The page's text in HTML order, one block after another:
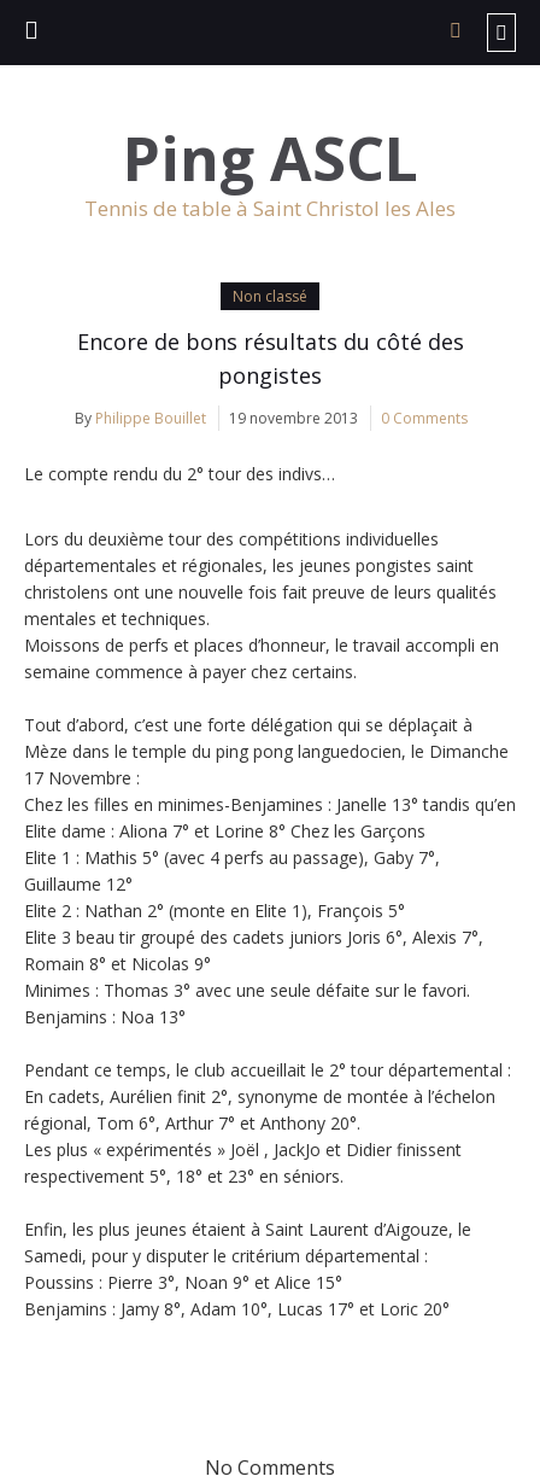
Ping ASCL
Tennis de table à Saint Christol les Ales
Non classé
Encore de bons résultats du côté des
pongistes
By Philippe Bouillet 19 novembre 2013 0 Comments
Le compte rendu du 2° tour des indivs…
Lors du deuxième tour des compétitions individuelles
départementales et régionales, les jeunes pongistes saint
christolens ont une nouvelle fois fait preuve de leurs qualités
mentales et techniques.
Moissons de perfs et places d’honneur, le travail accompli en
semaine commence à payer chez certains.
Tout d’abord, c’est une forte délégation qui se déplaçait à
Mèze dans le temple du ping pong languedocien, le Dimanche
17 Novembre :
Chez les filles en minimes-Benjamines : Janelle 13° tandis qu’en
Elite dame : Aliona 7° et Lorine 8° Chez les Garçons
Elite 1 : Mathis 5° (avec 4 perfs au passage), Gaby 7°,
Guillaume 12°
Elite 2 : Nathan 2° (monte en Elite 1), François 5°
Elite 3 beau tir groupé des cadets juniors Joris 6°, Alexis 7°,
Romain 8° et Nicolas 9°
Minimes : Thomas 3° avec une seule défaite sur le favori.
Benjamins : Noa 13°
Pendant ce temps, le club accueillait le 2° tour départemental :
En cadets, Aurélien finit 2°, synonyme de montée à l’échelon
régional, Tom 6°, Arthur 7° et Anthony 20°.
Les plus « expérimentés » Joël , JackJo et Didier finissent
respectivement 5°, 18° et 23° en séniors.
Enfin, les plus jeunes étaient à Saint Laurent d’Aigouze, le
Samedi, pour y disputer le critérium départemental :
Poussins : Pierre 3°, Noan 9° et Alice 15°
Benjamins : Jamy 8°, Adam 10°, Lucas 17° et Loric 20°
No Comments